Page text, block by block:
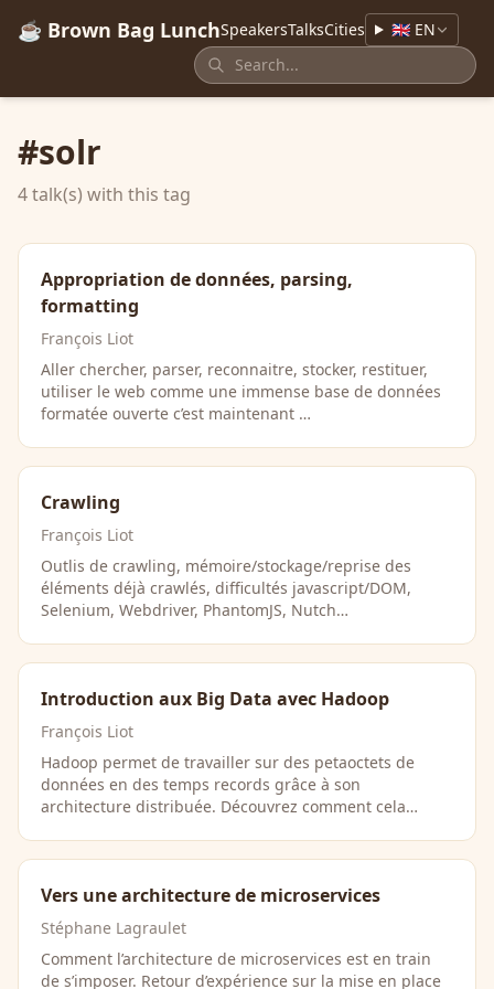
☕ Brown Bag LunchSpeakersTalksCities 🇬🇧 EN
#solr
4 talk(s) with this tag
Appropriation de données, parsing,
formatting
François Liot
Aller chercher, parser, reconnaitre, stocker, restituer,
utiliser le web comme une immense base de données
formatée ouverte c’est maintenant …
Crawling
François Liot
Outlis de crawling, mémoire/stockage/reprise des
éléments déjà crawlés, difficultés javascript/DOM,
Selenium, Webdriver, PhantomJS, Nutch…
Introduction aux Big Data avec Hadoop
François Liot
Hadoop permet de travailler sur des petaoctets de
données en des temps records grâce à son
architecture distribuée. Découvrez comment cela
Vers une architecture de microservices
Stéphane Lagraulet
Comment l’architecture de microservices est en train
de s’imposer. Retour d’expérience sur la mise en place